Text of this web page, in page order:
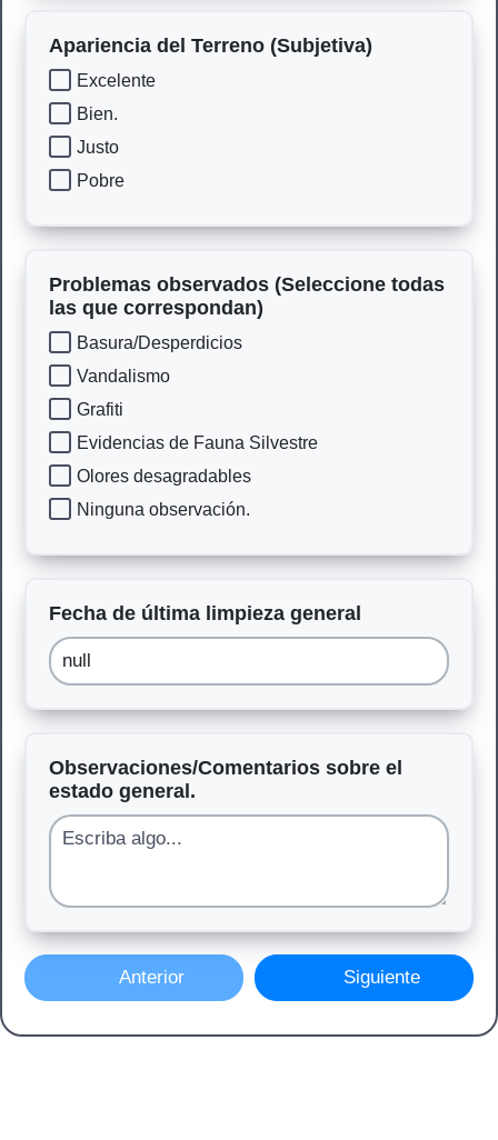
Apariencia del Terreno (Subjetiva)
Excelente
Bien.
Justo
Pobre
Problemas observados (Seleccione todas
las que correspondan)
Basura/Desperdicios
Vandalismo
Grafiti
Evidencias de Fauna Silvestre
Olores desagradables
Ninguna observación.
Fecha de última limpieza general
Observaciones/Comentarios sobre el
estado general.
Anterior Siguiente